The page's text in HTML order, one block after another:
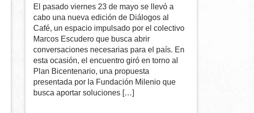
El pasado viernes 23 de mayo se llevó a
cabo una nueva edición de Diálogos al
Café, un espacio impulsado por el colectivo
Marcos Escudero que busca abrir
conversaciones necesarias para el país. En
esta ocasión, el encuentro giró en torno al
Plan Bicentenario, una propuesta
presentada por la Fundación Milenio que
busca aportar soluciones […]